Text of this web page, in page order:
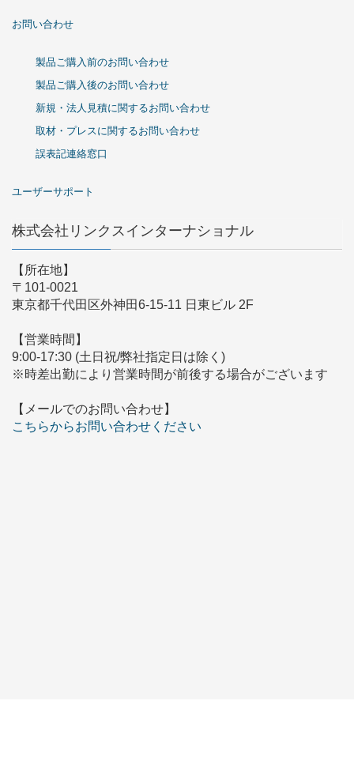
お問い合わせ
製品ご購入前のお問い合わせ
製品ご購入後のお問い合わせ
新規・法人見積に関するお問い合わせ
取材・プレスに関するお問い合わせ
誤表記連絡窓口
ユーザーサポート
株式会社リンクスインターナショナル
【所在地】
〒101-0021
東京都千代田区外神田6-15-11 日東ビル 2F
【営業時間】
9:00-17:30 (土日祝/弊社指定日は除く)
※時差出勤により営業時間が前後する場合がございます
【メールでのお問い合わせ】
こちらからお問い合わせください